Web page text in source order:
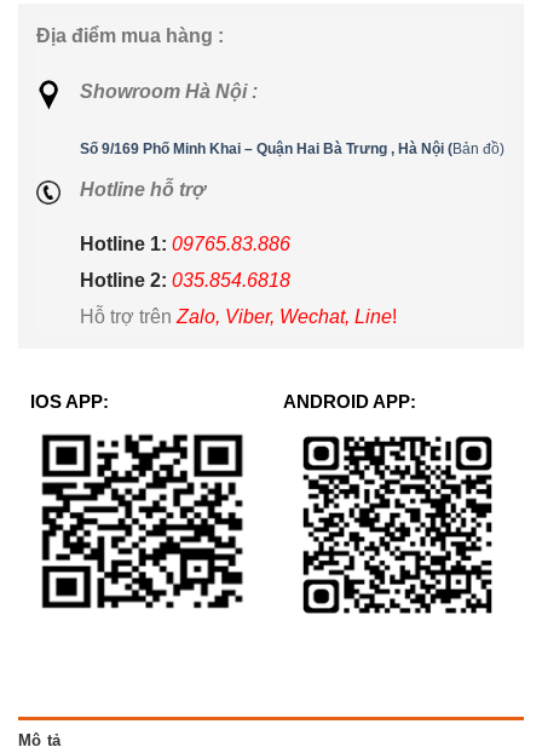
Địa điểm mua hàng :
Showroom Hà Nội :
Số 9/169 Phố Minh Khai – Quận Hai Bà Trưng , Hà Nội (Bản đồ)
Hotline hỗ trợ
Hotline 1: 09765.83.886
Hotline 2: 035.854.6818
Hỗ trợ trên Zalo, Viber, Wechat, Line!
IOS APP: ANDROID APP:
Mô tả